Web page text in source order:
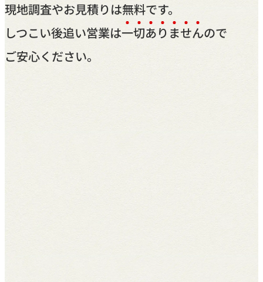
現地調査やお見積りは無料です。
しつこい後追い営業は一切あり ませんので
ご安心ください。